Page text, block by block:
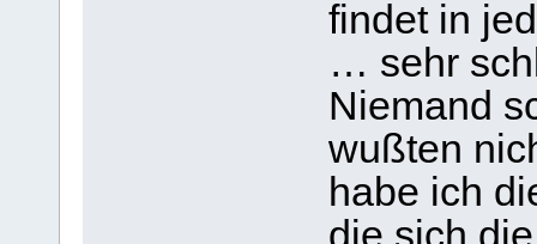
findet in
… sehr
Niemand
wußten
habe ich